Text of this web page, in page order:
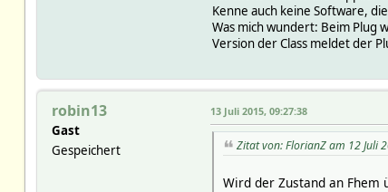
Kenne auch keine Software,
Was mich wundert: Beim Plug
Version der Class meldet der
robin13
Gast
Gespeichert
13 Juli 2015, 09:27:38
Zitat von: FlorianZ am 12 Juli
Wird der Zustand an Fhem